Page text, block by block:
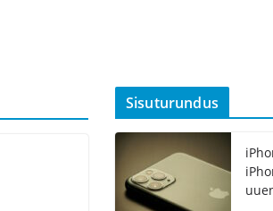
Sisuturundus